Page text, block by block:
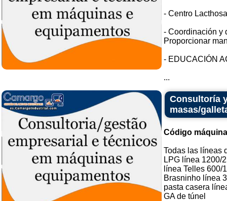
- Centro
- Coordinación y
Proporcionar
- EDUCACIÓN
...
Consultoría
masas/
Código
Todas las líneas
LPG línea 1200/
línea Telles 600/
Brasninho línea
pasta casera
GA de túnel